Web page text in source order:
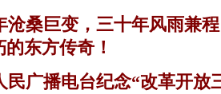
桑巨变，三十年风雨兼
东方传奇！
广播电台纪念“改革开放